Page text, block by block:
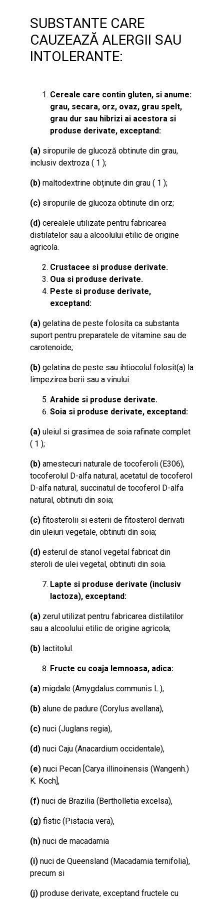
SUBSTANTE CARE
CAUZEAZĂ ALERGII SAU
INTOLERANTE:
Cereale care contin gluten, si anume:
grau, secara, orz, ovaz, grau spelt,
grau dur sau hibrizi ai acestora si
produse derivate, exceptand:
(a) siropurile de glucoză obtinute din grau,
inclusiv dextroza ( 1 );
(b) maltodextrine obținute din grau ( 1 );
(c) siropurile de glucoza obtinute din orz;
(d) cerealele utilizate pentru fabricarea
distilatelor sau a alcoolului etilic de origine
agricola.
Crustacee si produse derivate.
Oua si produse derivate.
Peste si produse derivate,
exceptand:
(a) gelatina de peste folosita ca substanta
suport pentru preparatele de vitamine sau de
carotenoide;
(b) gelatina de peste sau ihtiocolul folosit(a) la
limpezirea berii sau a vinului.
Arahide si produse derivate.
Soia si produse derivate, exceptand:
(a) uleiul si grasimea de soia rafinate complet
( 1 );
(b) amestecuri naturale de tocoferoli (E306),
tocoferolul D-alfa natural, acetatul de tocoferol
D-alfa natural, succinatul de tocoferol D-alfa
natural, obtinuti din soia;
(c) fitosterolii si esterii de fitosterol derivati
din uleiuri vegetale, obtinuti din soia;
(d) esterul de stanol vegetal fabricat din
steroli de ulei vegetal, obtinuti din soia.
Lapte si produse derivate (inclusiv
lactoza), exceptand:
(a) zerul utilizat pentru fabricarea distilatilor
sau a alcoolului etilic de origine agricola;
(b) lactitolul.
Fructe cu coaja lemnoasa, adica:
(a) migdale (Amygdalus communis L.),
(b) alune de padure (Corylus avellana),
(c) nuci (Juglans regia),
(d) nuci Caju (Anacardium occidentale),
(e) nuci Pecan [Carya illinoinensis (Wangenh.)
K. Koch],
(f) nuci de Brazilia (Bertholletia excelsa),
(g) fistic (Pistacia vera),
(h) nuci de macadamia
(i) nuci de Queensland (Macadamia ternifolia),
precum si
(j) produse derivate, exceptand fructele cu